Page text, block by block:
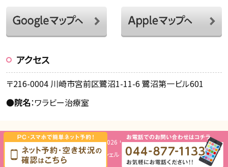
アクセス
〒216-0004 川崎市宮前区鷺沼1-11-6 鷺沼第一ビル601
●院名：ワラビー治療室
Copyright © 2026 ワラビー治療室.
Design byミッシェル・グリーン